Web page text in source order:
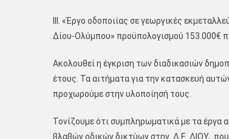
III. «Έργο οδοποιίας σε γεωργικές
Δίου-Ολύμπου» προϋπολογισμού 153.000€
Ακολουθεί η έγκριση των διαδικασιών
έτους. Τα αιτήματα για την κατασκευή
προχωρούμε στην υλοποίησή τους.
Τονίζουμε ότι συμπληρωματικά με τα
βλαβών οδικών δικτύων στην Δ.Ε. ΔΙΟΥ,